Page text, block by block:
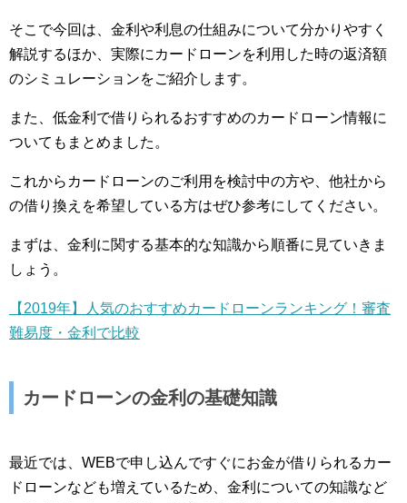
そこで今回は、金利や利息の仕組みについて分かりやすく
解説するほか、実際にカードローンを利用した時の返済額
のシミュレーションをご紹介します。
また、低金利で借りられるおすすめのカードローン情報に
ついてもまとめました。
これからカードローンのご利用を検討中の方や、他社から
の借り換えを希望している方はぜひ参考にしてください。
まずは、金利に関する基本的な知識から順番に見ていきま
しょう。
【2019年】人気のおすすめカードローンランキング！審査
難易度・金利で比較
カードローンの金利の基礎知識
最近では、WEBで申し込んですぐにお金が借りられるカー
ドローンなども増えているため、金利についての知識など